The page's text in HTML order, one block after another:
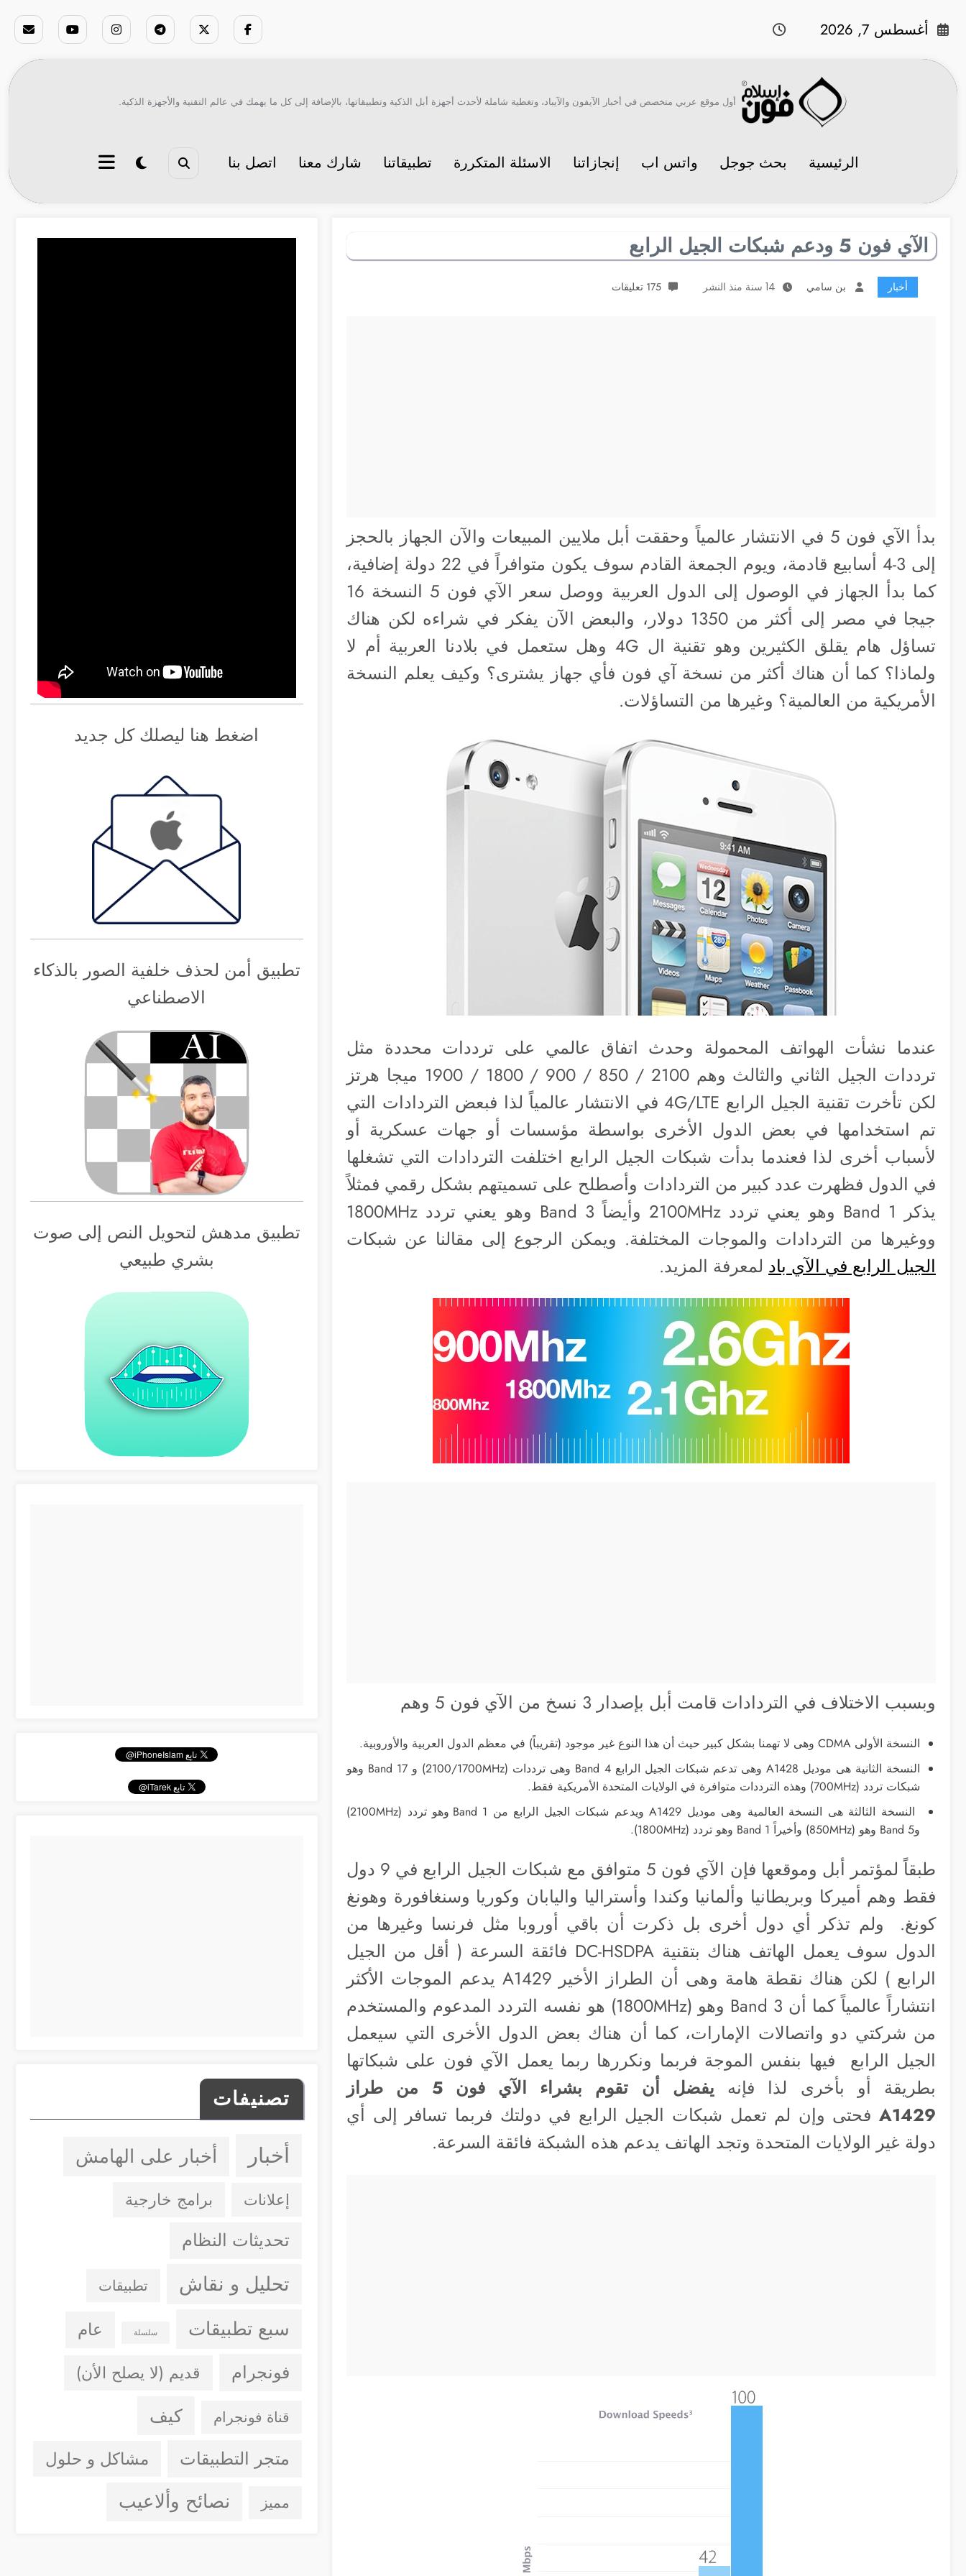
أغسطس 7, 2026
أول موقع عربي متخصص في أخبار الآيفون والآيباد، وتغطية شاملة لأحدث أجهزة أبل الذكية وتطبيقاتها، بالإضافة إلى كل ما يهمك في عالم التقنية والأجهزة الذكية.
الرئيسية بحث جوجل واتس اب إنجازاتنا الاسئلة المتكررة تطبيقاتنا شارك معنا اتصل بنا
الآي فون 5 ودعم شبكات الجيل الرابع
أخبار بن سامي 14 سنة منذ النشر 175 تعليقات
بدأ الآي فون 5 في الانتشار عالمياً وحققت أبل ملايين المبيعات والآن الجهاز بالحجز
إلى 3-4 أسابيع قادمة، ويوم الجمعة القادم سوف يكون متوافراً في 22 دولة إضافية،
كما بدأ الجهاز في الوصول إلى الدول العربية ووصل سعر الآي فون 5 النسخة 16
جيجا في مصر إلى أكثر من 1350 دولار، والبعض الآن يفكر في شراءه لكن هناك
تساؤل هام يقلق الكثيرين وهو تقنية ال 4G وهل ستعمل في بلادنا العربية أم لا
ولماذا؟ كما أن هناك أكثر من نسخة آي فون فأي جهاز يشترى؟ وكيف يعلم النسخة
الأمريكية من العالمية؟ وغيرها من التساؤلات.
عندما نشأت الهواتف المحمولة وحدث اتفاق عالمي على ترددات محددة مثل
ترددات الجيل الثاني والثالث وهم 2100 / 850 / 900 / 1800 / 1900 ميجا هرتز
لكن تأخرت تقنية الجيل الرابع 4G/LTE في الانتشار عالمياً لذا فبعض التردادات التي
تم استخدامها في بعض الدول الأخرى بواسطة مؤسسات أو جهات عسكرية أو
لأسباب أخرى لذا فعندما بدأت شبكات الجيل الرابع اختلفت التردادات التي تشغلها
في الدول فظهرت عدد كبير من التردادات وأصطلح على تسميتهم بشكل رقمي فمثلاً
يذكر Band 1 وهو يعني تردد 2100MHz وأيضاً Band 3 وهو يعني تردد 1800MHz
ووغيرها من التردادات والموجات المختلفة. ويمكن الرجوع إلى مقالنا عن شبكات
الجيل الرابع في الآي باد لمعرفة المزيد.
وبسبب الاختلاف في التردادات قامت أبل بإصدار 3 نسخ من الآي فون 5 وهم
النسخة الأولى CDMA وهى لا تهمنا بشكل كبير حيث أن هذا النوع غير موجود (تقريباً) في معظم الدول العربية والأوروبية.
النسخة الثانية هى موديل A1428 وهى تدعم شبكات الجيل الرابع Band 4 وهى ترددات (2100/1700MHz) و Band 17 وهو
شبكات تردد (700MHz) وهذه الترددات متوافرة في الولايات المتحدة الأمريكية فقط.
النسخة الثالثة هى النسخة العالمية وهى موديل A1429 ويدعم شبكات الجيل الرابع من Band 1 وهو تردد (2100MHz)
وBand 5 وهو (850MHz) وأخيراً Band 1 وهو تردد (1800MHz).
طبقاً لمؤتمر أبل وموقعها فإن الآي فون 5 متوافق مع شبكات الجيل الرابع في 9 دول
فقط وهم أميركا وبريطانيا وألمانيا وكندا وأستراليا واليابان وكوريا وسنغافورة وهونغ
كونغ. ولم تذكر أي دول أخرى بل ذكرت أن باقي أوروبا مثل فرنسا وغيرها من
الدول سوف يعمل الهاتف هناك بتقنية DC-HSDPA فائقة السرعة ( أقل من الجيل
الرابع ) لكن هناك نقطة هامة وهى أن الطراز الأخير A1429 يدعم الموجات الأكثر
انتشاراً عالمياً كما أن Band 3 وهو (1800MHz) هو نفسه التردد المدعوم والمستخدم
من شركتي دو واتصالات الإمارات، كما أن هناك بعض الدول الأخرى التي سيعمل
الجيل الرابع فيها بنفس الموجة فربما ونكررها ربما يعمل الآي فون على شبكاتها
بطريقة أو بأخرى لذا فإنه
يفضل أن تقوم بشراء الآي فون 5 من طراز
A1429 فحتى وإن لم تعمل شبكات الجيل الرابع في دولتك فربما تسافر إلى أي
دولة غير الولايات المتحدة وتجد الهاتف يدعم هذه الشبكة فائقة السرعة.
اضغط هنا ليصلك كل جديد
تطبيق أمن لحذف خلفية الصور بالذكاء
الاصطناعي
تطبيق مدهش لتحويل النص إلى صوت
بشري طبيعي
تصنيفات
أخبار أخبار على الهامش
إعلانات برامج خارجية
تحديثات النظام
تحليل و نقاش تطبيقات
سبع تطبيقات سلسلة عام
فونجرام قديم (لا يصلح الأن)
قناة فونجرام كيف
متجر التطبيقات مشاكل و حلول
مميز نصائح وألاعيب